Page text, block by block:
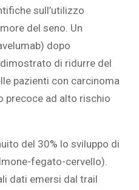
sull’utilizzo
del seno. Un
dopo
di ridurre del
pazienti con carcinoma
precoce ad alto rischio
del 30% lo sviluppo di
fegato-cervello).
dati emersi dal trail